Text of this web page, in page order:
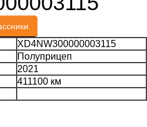
XD4NW300000003115
Полуприцеп
2021
411100 км